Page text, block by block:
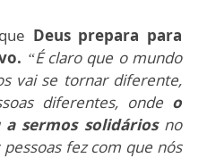
Deus prepara para
“É claro que o mundo
vai se tornar diferente,
diferentes, onde o
sermos solidáriosno
fez com que nós